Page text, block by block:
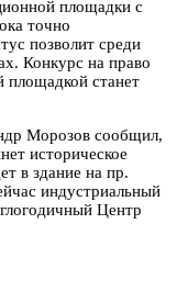
площадки с
точно
позволит среди
Конкурс на право
площадкой станет
Морозов сообщил,
историческое
в здание на пр.
индустриальный
Центр